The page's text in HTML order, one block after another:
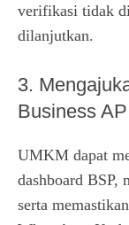
verifikasi tidak
dilanjutkan.
3.
Business
UMKM dapat
dashboard BSP,
serta